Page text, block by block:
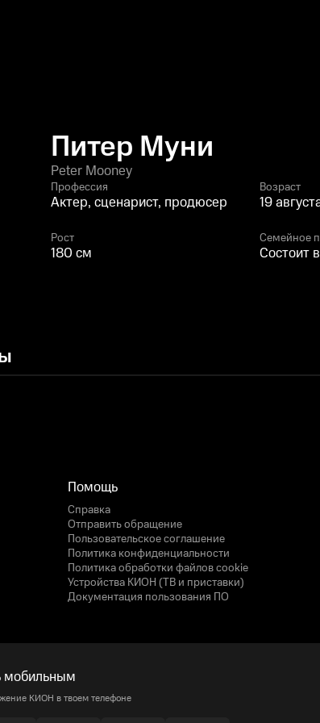
Питер Муни
Peter Mooney
Профессия
Актер, сценарист, продюсер
Возраст
19
Рост
180 см
Семейное
Состоит
Помощь
Справка
Отправить обращение
Пользовательское соглашение
Политика конфиденциальности
Политика обработки файлов cookie
Устройства КИОН (ТВ и приставки)
Документация пользования ПО
мобильным
КИОН в твоем телефоне